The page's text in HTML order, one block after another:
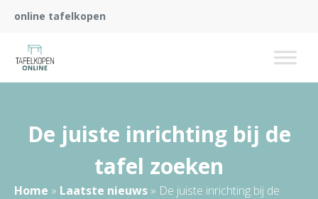
online tafelkopen
De juiste inrichting bij de
tafel zoeken
Home » Laatste nieuws » De juiste inrichting bij de